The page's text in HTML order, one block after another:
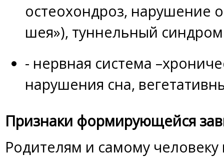
остеохондроз, нарушение
шея»), туннельный синдром
- нервная система
нарушения сна,
Признаки формирующейся
Родителям и самому